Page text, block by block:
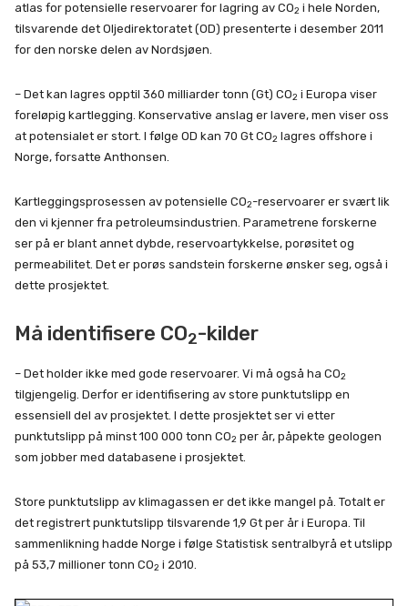
atlas for potensielle reservoarer for lagring av CO2 i hele Norden,
tilsvarende det Oljedirektoratet (OD) presenterte i desember 2011
for den norske delen av Nordsjøen.
– Det kan lagres opptil 360 milliarder tonn (Gt) CO2 i Europa viser
foreløpig kartlegging. Konservative anslag er lavere, men viser oss
at potensialet er stort. I følge OD kan 70 Gt CO2 lagres offshore i
Norge, forsatte Anthonsen.
Kartleggingsprosessen av potensielle CO2-reservoarer er svært lik
den vi kjenner fra petroleumsindustrien. Parametrene forskerne
ser på er blant annet dybde, reservoartykkelse, porøsitet og
permeabilitet. Det er porøs sandstein forskerne ønsker seg, også i
dette prosjektet.
Må identifisere CO2-kilder
– Det holder ikke med gode reservoarer. Vi må også ha CO2
tilgjengelig. Derfor er identifisering av store punktutslipp en
essensiell del av prosjektet. I dette prosjektet ser vi etter
punktutslipp på minst 100 000 tonn CO2 per år, påpekte geologen
som jobber med databasene i prosjektet.
Store punktutslipp av klimagassen er det ikke mangel på. Totalt er
det registrert punktutslipp tilsvarende 1,9 Gt per år i Europa. Til
sammenlikning hadde Norge i følge Statistisk sentralbyrå et utslipp
på 53,7 millioner tonn CO2 i 2010.